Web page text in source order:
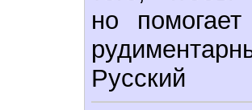
но
Русский